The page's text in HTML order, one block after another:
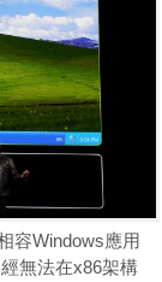
容Windows應用
無法在x86架構